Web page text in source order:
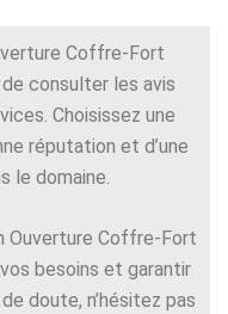
Coffre-Fort
consulter les avis
Choisissez une
réputation et d’une
le domaine.
Ouverture Coffre-Fort
besoins et garantir
doute, n’hésitez pas